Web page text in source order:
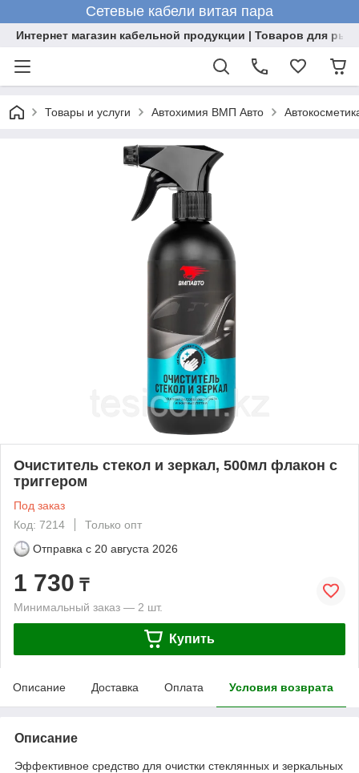
Сетевые кабели витая пара
Интернет магазин кабельной продукции | Товаров для
Товары и услуги Автохимия ВМП Авто
Очиститель стекол и зеркал, 500мл флакон с
триггером
Под заказ
Код: 7214
Только опт
Отправка с 20 августа 2026
1 730 ₸
Минимальный заказ — 2 шт.
Купить
Описание Доставка Оплата Условия возврата
Описание
Эффективное средство для очистки стеклянных и зеркальных